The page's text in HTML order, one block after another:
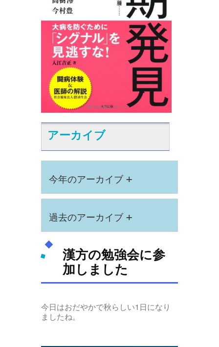
アーカイブ
今年のアーカイブ +
過去のアーカイブ +
漢方の勉強会に参
加しました
今日はおだやかで秋らしい1日になり
ましたね。